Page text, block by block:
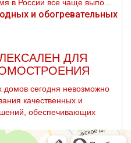
в России все чаще выпо...
ДЛЯ
домов сегодня невозможно
качественных и
обеспечивающих